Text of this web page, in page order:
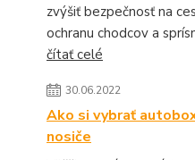
zvýšiť bezpečnosť na
ochranu chodcov a
čítať celé
30.06.2022
Ako si vybrať
nosiče